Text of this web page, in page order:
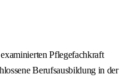
Pflegefachkraft
Berufsausbildung in der